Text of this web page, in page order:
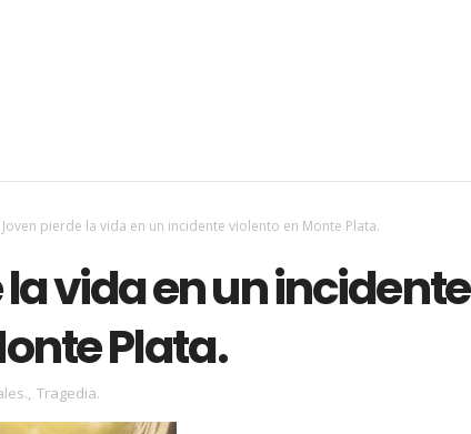
Joven pierde la vida en un incidente violento en Monte Plata.
vida en un incidente
Plata.
, Tragedia.